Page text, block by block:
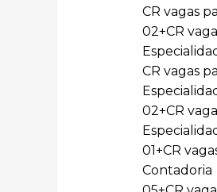
CR vagas
02+CR
CR vagas
02+CR
01+CR
Contadoria